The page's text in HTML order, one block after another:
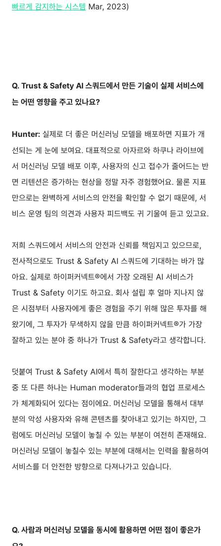
빠르게 감지하는 시스템 Mar, 2023)
Q. Trust & Safety AI 스쿼드에서 만든 기술이 실제 서비스에
는 어떤 영향을 주고 있나요?
Hunter: 실제로 더 좋은 머신러닝 모델을 배포하면 지표가 개
선되는 게 눈에 보여요. 대표적으로 아자르와 하쿠나 라이브에
서 머신러닝 모델 배포 이후, 사용자의 신고 접수가 줄어드는 반
면 리텐션은 증가하는 현상을 정말 자주 경험했어요. 물론 지표
만으로는 완벽하게 서비스의 안전을 확인할 수 없기 때문에, 서
비스 운영 팀의 의견과 사용자 피드백도 귀 기울여 듣고 있고요.
저희 스쿼드에서 서비스의 안전과 신뢰를 책임지고 있으므로,
전사적으로도 Trust & Safety AI 스쿼드에 기대하는 바가 많
아요. 실제로 하이퍼커넥트®에서 가장 오래된 AI 서비스가
Trust & Safety 이기도 하고요. 회사 설립 후 얼마 지나지 않
은 시점부터 사용자에게 좋은 경험을 주기 위해 많은 투자를 해
왔기에, 그 투자가 무색하지 않을 만큼 하이퍼커넥트®가 가장
잘하고 있는 분야 중 하나가 Trust & Safety라고 생각합니다.
덧붙여 Trust & Safety AI에서 특히 잘한다고 생각하는 부분
중 또 다른 하나는 Human moderator들과의 협업 프로세스
가 체계화되어 있다는 점이에요. 머신러닝 모델을 통해서 대부
분의 악성 사용자와 유해 콘텐츠를 찾아내고 있기는 하지만, 그
럼에도 머신러닝 모델이 놓칠 수 있는 부분이 여전히 존재해요.
머신러닝 모델이 놓칠수 있는 부분에 대해서는 인력을 활용하여
서비스를 더 안전한 방향으로 다져나가고 있습니다.
Q. 사람과 머신러닝 모델을 동시에 활용하면 어떤 점이 좋은가